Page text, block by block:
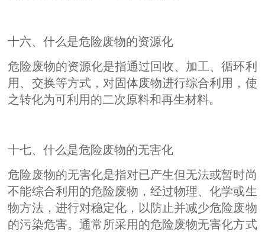
十六、什么是危险废物的资源化
危险废物的资源化是指通过回收、加工、循环利
用、交换等方式，对固体废物进行综合利用，使
之转化为可利用的二次原料和再生材料。
十七、什么是危险废物的无害化
危险废物的无害化是指对已产生但无法或暂时尚
不能综合利用的危险废物，经过物理、化学或生
物方法，进行对稳定化，以防止并减少危险废物
的污染危害。通常所采用的危险废物无害化方式